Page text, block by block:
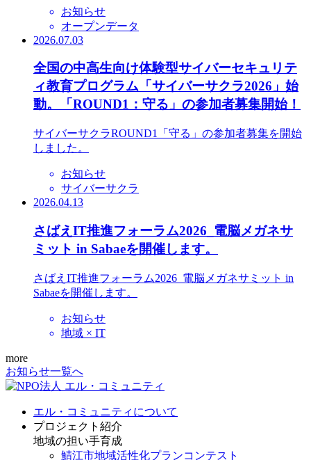
お知らせ
オープンデータ
2026.07.03
全国の中高生向け体験型サイバーセキュリテ
ィ教育プログラム「サイバーサクラ2026」始
動。「ROUND1：守る」の参加者募集開始！
サイバーサクラROUND1「守る」の参加者募集を開始
しました。
お知らせ
サイバーサクラ
2026.04.13
さばえIT推進フォーラム2026_電脳メガネサ
ミット in Sabaeを開催します。
さばえIT推進フォーラム2026_電脳メガネサミット in
Sabaeを開催します。
お知らせ
地域 × IT
more
お知らせ一覧へ
エル・コミュニティについて
プロジェクト紹介
地域の担い手育成
鯖江市地域活性化プランコンテスト